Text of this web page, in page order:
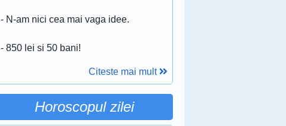
- N-am nici cea mai vaga idee.
- 850 lei si 50 bani!
Citeste mai mult
Horoscopul zilei